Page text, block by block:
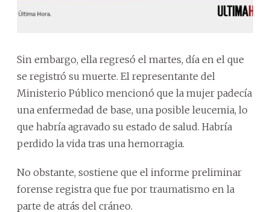
Sin embargo, ella regresó el martes, día en el que
se registró su muerte. El representante del
Ministerio Público mencionó que la mujer padecía
una enfermedad de base, una posible leucemia, lo
que habría agravado su estado de salud. Habría
perdido la vida tras una hemorragia.
No obstante, sostiene que el informe preliminar
forense registra que fue por traumatismo en la
parte de atrás del cráneo.